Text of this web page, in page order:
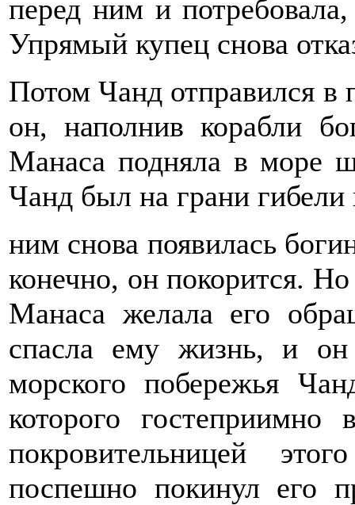
перед ним и
Упрямый купец снова
Потом Чанд отправился в
он, наполнив корабли
Манаса подняла в море
Чанд был на грани гибели
ним снова появилась
конечно, он покорится.
Манаса желала его
спасла ему жизнь, и
морского побережья
которого
покровительницей
поспешно покинул его